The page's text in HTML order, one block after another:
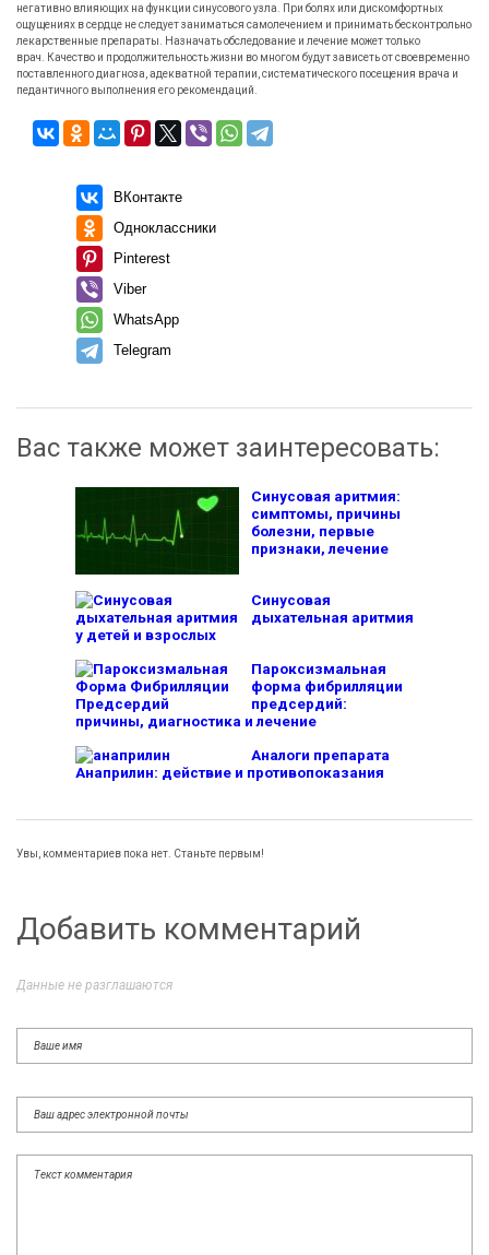
негативно влияющих на функции синусового узла. При болях или дискомфортных
ощущениях в сердце не следует заниматься самолечением и принимать бесконтрольно
лекарственные препараты. Назначать обследование и лечение может только
врач. Качество и продолжительность жизни во многом будут зависеть от своевременно
поставленного диагноза, адекватной терапии, систематического посещения врача и
педантичного выполнения его рекомендаций.
ВКонтакте
Одноклассники
Pinterest
Viber
WhatsApp
Telegram
Вас также может заинтересовать:
Синусовая аритмия:
симптомы, причины
болезни, первые
признаки, лечение
Синусовая
дыхательная аритмия
у детей и взрослых
Пароксизмальная
форма фибрилляции
предсердий:
причины, диагностика и лечение
Аналоги препарата
Анаприлин: действие и противопоказания
Увы, комментариев пока нет. Станьте первым!
Добавить комментарий
Данные не разглашаются